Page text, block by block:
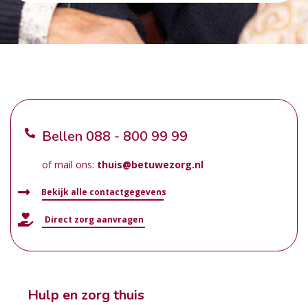
Bellen 088 - 800 99 99
of mail ons: thuis@betuwezorg.nl
Bekijk alle contactgegevens
Direct zorg aanvragen
Hulp en zorg thuis